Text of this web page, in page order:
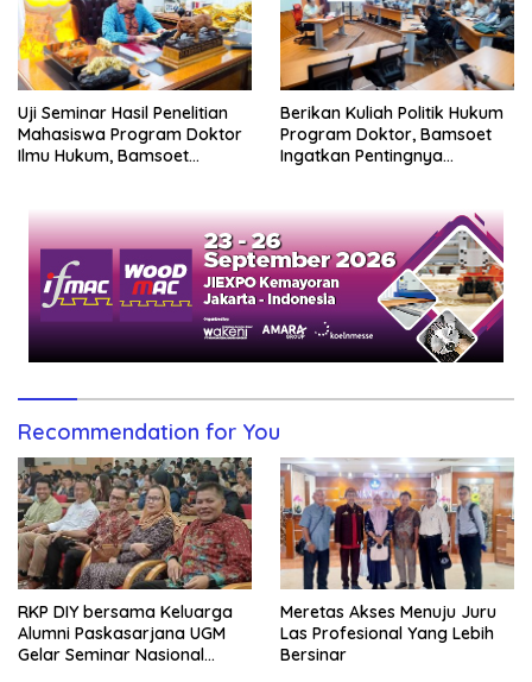
Uji Seminar Hasil Penelitian
Mahasiswa Program Doktor
Ilmu Hukum, Bamsoet
Berikan Kuliah Politik Hukum
Program Doktor, Bamsoet
Ingatkan Pentingnya
Recommendation for You
RKP DIY bersama Keluarga
Alumni Paskasarjana UGM
Gelar Seminar Nasional
Meretas Akses Menuju Juru
Las Profesional Yang Lebih
Bersinar